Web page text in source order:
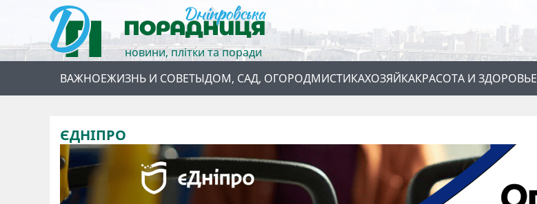
новини, плітки та поради
ВАЖНОЕЖИЗНЬ И СОВЕТЫДОМ, САД, ОГОРОДМИСТИКАХОЗЯЙКАКРАСОТА И ЗДОРОВЬЕ
ЄДНІПРО